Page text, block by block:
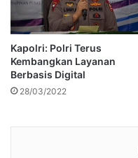
Kapolri: Polri Terus
Kembangkan Layanan
Berbasis Digital
28/03/2022